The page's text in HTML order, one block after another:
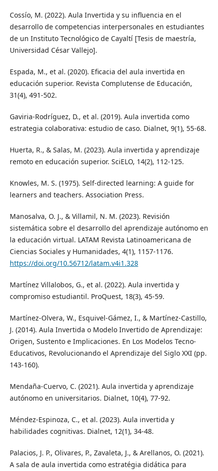
Cossío, M. (2022). Aula Invertida y su influencia en el
desarrollo de competencias interpersonales en estudiantes
de un Instituto Tecnológico de Cayaltí [Tesis de maestría,
Universidad César Vallejo].
Espada, M., et al. (2020). Eficacia del aula invertida en
educación superior. Revista Complutense de Educación,
31(4), 491-502.
Gaviria-Rodríguez, D., et al. (2019). Aula invertida como
estrategia colaborativa: estudio de caso. Dialnet, 9(1), 55-68.
Huerta, R., & Salas, M. (2023). Aula invertida y aprendizaje
remoto en educación superior. SciELO, 14(2), 112-125.
Knowles, M. S. (1975). Self-directed learning: A guide for
learners and teachers. Association Press.
Manosalva, O. J., & Villamil, N. M. (2023). Revisión
sistemática sobre el desarrollo del aprendizaje autónomo en
la educación virtual. LATAM Revista Latinoamericana de
Ciencias Sociales y Humanidades, 4(1), 1157-1176.
https://doi.org/10.56712/latam.v4i1.328
Martínez Villalobos, G., et al. (2022). Aula invertida y
compromiso estudiantil. ProQuest, 18(3), 45-59.
Martínez-Olvera, W., Esquivel-Gámez, I., & Martínez-Castillo,
J. (2014). Aula Invertida o Modelo Invertido de Aprendizaje:
Origen, Sustento e Implicaciones. En Los Modelos Tecno-
Educativos, Revolucionando el Aprendizaje del Siglo XXI (pp.
143-160).
Mendaña-Cuervo, C. (2021). Aula invertida y aprendizaje
autónomo en universitarios. Dialnet, 10(4), 77-92.
Méndez-Espinoza, C., et al. (2023). Aula invertida y
habilidades cognitivas. Dialnet, 12(1), 34-48.
Palacios, J. P., Olivares, P., Zavaleta, J., & Arellanos, O. (2021).
A sala de aula invertida como estratégia didática para